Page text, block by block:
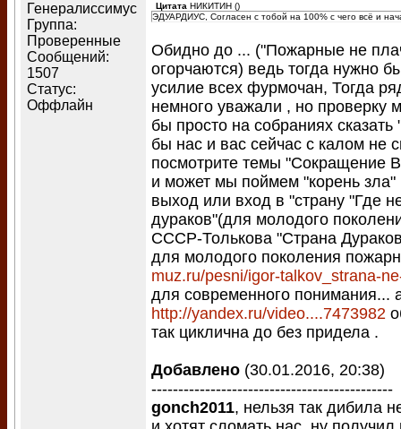
Генералиссимус
Группа:
Проверенные
Сообщений:
1507
Статус:
Оффлайн
Цитата НИКИТИН ()
ЭДУАРДИУС, Согласен с тобой на 100% с чего всё и
Обидно до ... ("Пожарные не
огорчаются) ведь тогда нужно
усилие всех фурмочан, Тогда
немного уважали , но проверку
бы просто на собраниях
бы нас и вас сейчас с калом не
посмотрите темы "Сокращение
и может мы поймем "корень
выход или вход в "страну "Где
дураков"(для молодого
СССР-Толькова "Страна
для молодого поколения
muz.ru/pesni/igor-talkov_strana-
для современного понимания...
http://yandex.ru/video....7473982
так циклична до без придела .
Добавлено (30.01.2016, 20:38)
---------------------------------------------
gonch2011, нельзя так дибила